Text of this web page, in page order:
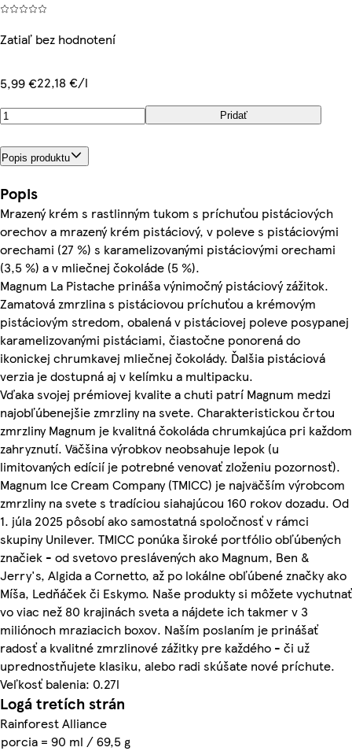
Zatiaľ bez hodnotení
5,99 €22,18 €/l
Pridať
Popis produktu
Popis
Mrazený krém s rastlinným tukom s príchuťou pistáciových
orechov a mrazený krém pistáciový, v poleve s pistáciovými
orechami (27 %) s karamelizovanými pistáciovými orechami
(3,5 %) a v mliečnej čokoláde (5 %).
Magnum La Pistache prináša výnimočný pistáciový zážitok.
Zamatová zmrzlina s pistáciovou príchuťou a krémovým
pistáciovým stredom, obalená v pistáciovej poleve posypanej
karamelizovanými pistáciami, čiastočne ponorená do
ikonickej chrumkavej mliečnej čokolády. Ďalšia pistáciová
verzia je dostupná aj v kelímku a multipacku.
Vďaka svojej prémiovej kvalite a chuti patrí Magnum medzi
najobľúbenejšie zmrzliny na svete. Charakteristickou črtou
zmrzliny Magnum je kvalitná čokoláda chrumkajúca pri každom
zahryznutí. Väčšina výrobkov neobsahuje lepok (u
limitovaných edícií je potrebné venovať zloženiu pozornosť).
Magnum Ice Cream Company (TMICC) je najväčším výrobcom
zmrzliny na svete s tradíciou siahajúcou 160 rokov dozadu. Od
1. júla 2025 pôsobí ako samostatná spoločnosť v rámci
skupiny Unilever. TMICC ponúka široké portfólio obľúbených
značiek - od svetovo preslávených ako Magnum, Ben &
Jerry's, Algida a Cornetto, až po lokálne obľúbené značky ako
Míša, Ledňáček či Eskymo. Naše produkty si môžete vychutnať
vo viac než 80 krajinách sveta a nájdete ich takmer v 3
miliónoch mraziacich boxov. Naším poslaním je prinášať
radosť a kvalitné zmrzlinové zážitky pre každého - či už
uprednostňujete klasiku, alebo radi skúšate nové príchute.
Veľkosť balenia: 0.27l
Logá tretích strán
Rainforest Alliance
porcia = 90 ml / 69,5 g